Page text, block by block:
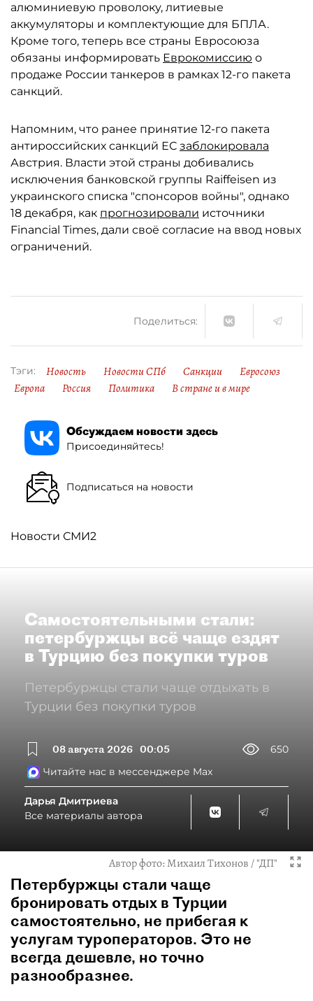
алюминиевую проволоку, литиевые
аккумуляторы и комплектующие для БПЛА.
Кроме того, теперь все страны Евросоюза
обязаны информировать Еврокомиссию о
продаже России танкеров в рамках 12-го пакета
санкций.
Напомним, что ранее принятие 12-го пакета
антироссийских санкций ЕС заблокировала
Австрия. Власти этой страны добивались
исключения банковской группы Raiffeisen из
украинского списка "спонсоров войны", однако
18 декабря, как прогнозировали источники
Financial Times, дали своё согласие на ввод новых
ограничений.
Поделиться:
Тэги: Новость Новости СПб Санкции
Евросоюз
Европа
Россия Политика В стране и в мире
Обсуждаем новости здесь
Присоединяйтесь!
Подписаться на новости
Новости СМИ2
Самостоятельными стали:
петербуржцы всё чаще ездят
в Турцию без покупки туров
Петербуржцы стали чаще отдыхать в
Турции без покупки туров
08 августа 2026 00:05
650
Читайте нас в мессенджере Max
Дарья Дмитриева
Все материалы автора
Автор фото:Михаил Тихонов / "ДП"
Петербуржцы стали чаще
бронировать отдых в Турции
самостоятельно, не прибегая к
услугам туроператоров. Это не
всегда дешевле, но точно
разнообразнее.